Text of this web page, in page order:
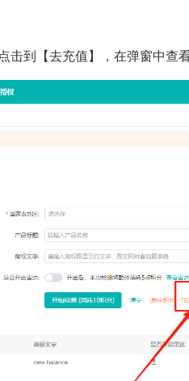
击到【去充值】，在弹窗中查